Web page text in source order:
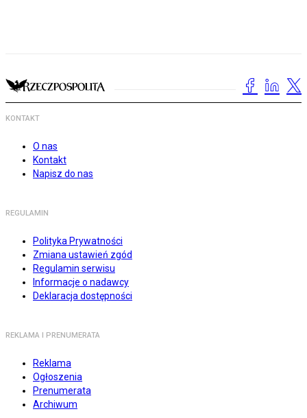
KONTAKT
O nas
Kontakt
Napisz do nas
REGULAMIN
Polityka Prywatności
Zmiana ustawień zgód
Regulamin serwisu
Informacje o nadawcy
Deklaracja dostępności
REKLAMA I PRENUMERATA
Reklama
Ogłoszenia
Prenumerata
Archiwum